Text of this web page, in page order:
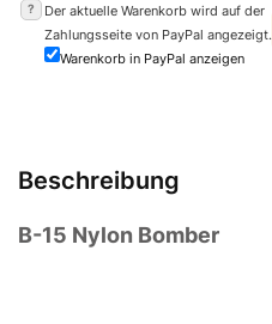
?
Der aktuelle Warenkorb wird auf der
Zahlungsseite von PayPal angezeigt.
Warenkorb in PayPal anzeigen
Beschreibung
B-15 Nylon Bomber